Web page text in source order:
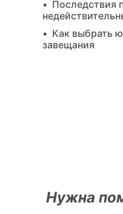
Последствия
Как выбрать
завещания
Нужна